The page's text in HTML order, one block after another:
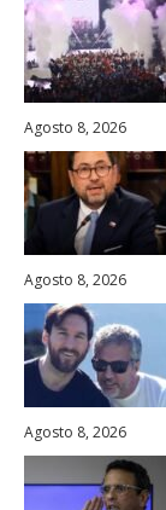
Agosto 8, 2026
Agosto 8, 2026
Agosto 8, 2026